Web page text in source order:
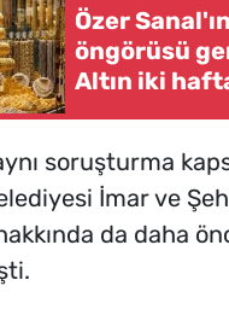
Özer Sanal'ın
öngörüsü
Altın iki
soruşturma
İmar ve
da daha